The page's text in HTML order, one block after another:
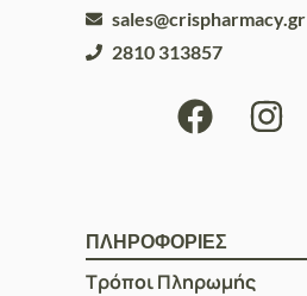
sales@crispharmacy.gr
2810 313857
ΠΛΗΡΟΦΟΡΙΕΣ
Τρόποι Πληρωμής